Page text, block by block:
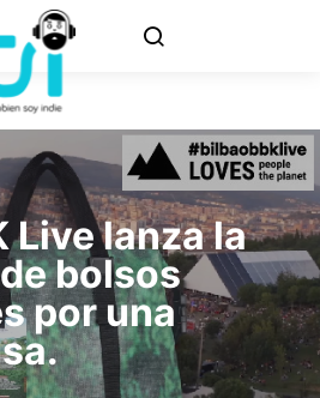
Live lanza la
bolsos
por una